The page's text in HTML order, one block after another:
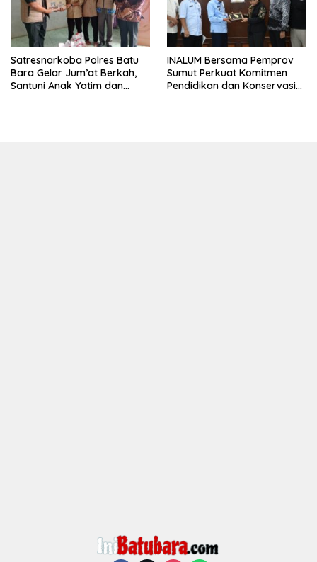
Satresnarkoba Polres Batu
Bara Gelar Jum’at Berkah,
Santuni Anak Yatim dan
INALUM Bersama Pemprov
Sumut Perkuat Komitmen
Pendidikan dan Konservasi